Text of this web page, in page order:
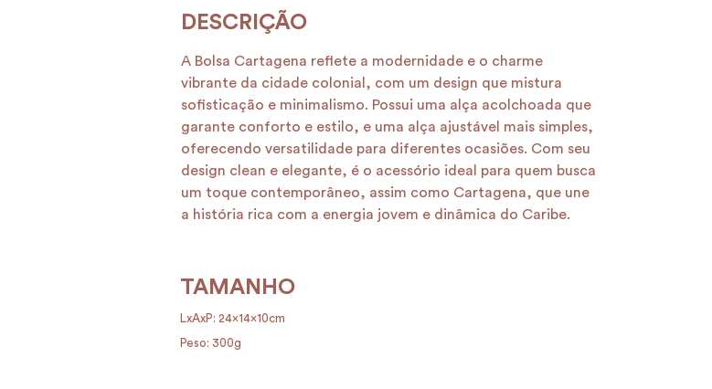
A Bolsa Cartagena reflete a modernidade e o charme
vibrante da cidade colonial, com um design que mistura
sofisticação e minimalismo. Possui uma alça acolchoada que
garante conforto e estilo, e uma alça ajustável mais simples,
oferecendo versatilidade para diferentes ocasiões. Com seu
design clean e elegante, é o acessório ideal para quem busca
um toque contemporâneo, assim como Cartagena, que une
a história rica com a energia jovem e dinâmica do Caribe.
TAMANHO
LxAxP: 24x14x10cm
Peso: 300g